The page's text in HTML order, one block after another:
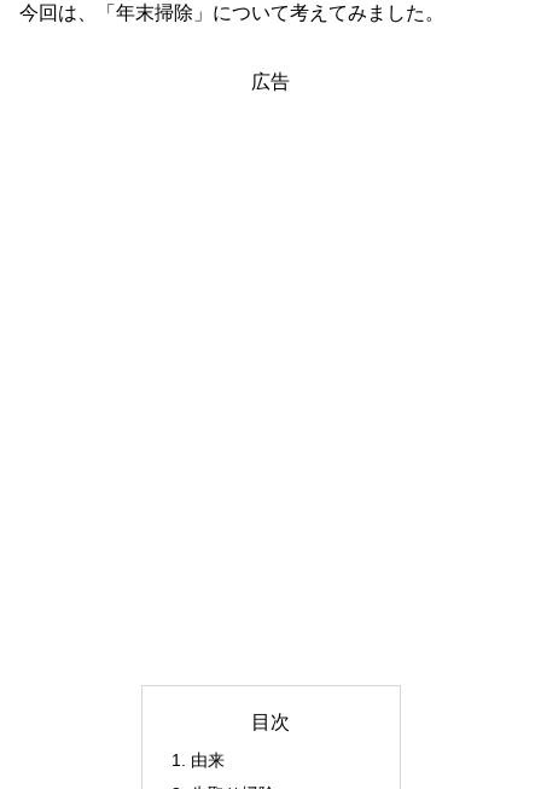
今回は、「年末掃除」について考えてみました。
広告
目次
由来